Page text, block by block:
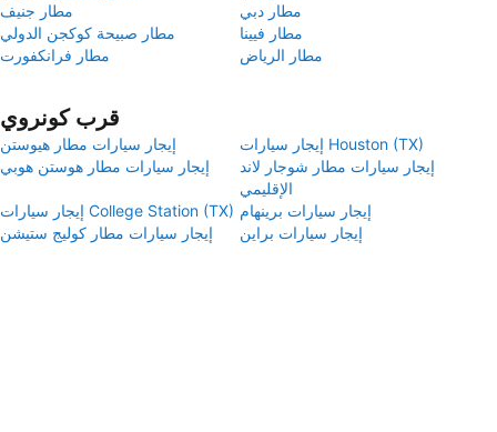
مطار جنيف
مطار دبي
مطار صبيحة كوكجن الدولي
مطار فيينا
مطار فرانكفورت
مطار الرياض
قرب كونروي
إيجار سيارات مطار هيوستن
إيجار سيارات Houston (TX)
إيجار سيارات مطار هوستن هوبي
إيجار سيارات مطار شوجار لاند
الإقليمي
إيجار سيارات College Station (TX) إيجار سيارات برينهام
إيجار سيارات مطار كوليج ستيشن
إيجار سيارات براين